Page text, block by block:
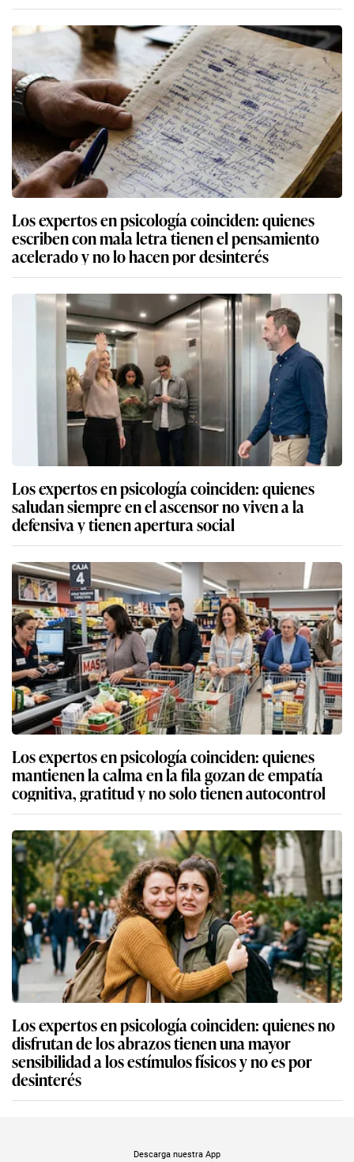
Los expertos en psicología coinciden: quienes
escriben con mala letra tienen el pensamiento
acelerado y no lo hacen por desinterés
Los expertos en psicología coinciden: quienes
saludan siempre en el ascensor no viven a la
defensiva y tienen apertura social
Los expertos en psicología coinciden: quienes
mantienen la calma en la fila gozan de empatía
cognitiva, gratitud y no solo tienen autocontrol
Los expertos en psicología coinciden: quienes no
disfrutan de los abrazos tienen una mayor
sensibilidad a los estímulos físicos y no es por
desinterés
Descarga nuestra App